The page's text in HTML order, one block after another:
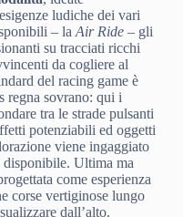
ludiche dei vari
– la Air Ride– gli
su tracciati ricchi
da cogliere al
del racing game è
regna sovrano: qui i
tra le strade pulsanti
potenziabili ed oggetti
viene ingaggiato
Ultima ma
come esperienza
corse vertiginose lungo
dall’alto.